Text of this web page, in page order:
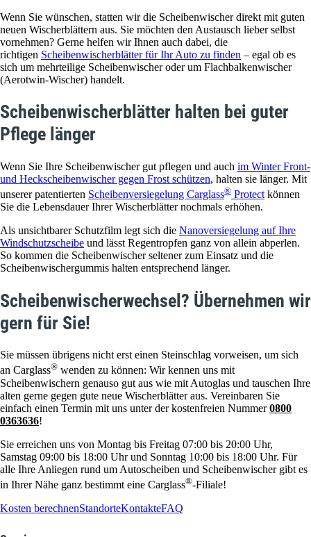
Wenn Sie wünschen, statten wir die Scheibenwischer direkt mit guten
neuen Wischerblättern aus. Sie möchten den Austausch lieber selbst
vornehmen? Gerne helfen wir Ihnen auch dabei, die
richtigen Scheibenwischerblätter für Ihr Auto zu finden – egal ob es
sich um mehrteilige Scheibenwischer oder um Flachbalkenwischer
(Aerotwin-Wischer) handelt.
Scheibenwischerblätter halten bei guter
Pflege länger
Wenn Sie Ihre Scheibenwischer gut pflegen und auch im Winter Front-
und Heckscheibenwischer gegen Frost schützen, halten sie länger. Mit
unserer patentierten Scheibenversiegelung Carglass® Protect können
Sie die Lebensdauer Ihrer Wischerblätter nochmals erhöhen.
Als unsichtbarer Schutzfilm legt sich die Nanoversiegelung auf Ihre
Windschutzscheibe und lässt Regentropfen ganz von allein abperlen.
So kommen die Scheibenwischer seltener zum Einsatz und die
Scheibenwischergummis halten entsprechend länger.
Scheibenwischerwechsel? Übernehmen wir
gern für Sie!
Sie müssen übrigens nicht erst einen Steinschlag vorweisen, um sich
an Carglass® wenden zu können: Wir kennen uns mit
Scheibenwischern genauso gut aus wie mit Autoglas und tauschen Ihre
alten gerne gegen gute neue Wischerblätter aus. Vereinbaren Sie
einfach einen Termin mit uns unter der kostenfreien Nummer0800
0363636!
Sie erreichen uns von Montag bis Freitag 07:00 bis 20:00 Uhr,
Samstag 09:00 bis 18:00 Uhr und Sonntag 10:00 bis 18:00 Uhr. Für
alle Ihre Anliegen rund um Autoscheiben und Scheibenwischer gibt es
in Ihrer Nähe ganz bestimmt eine Carglass®-Filiale!
Kosten berechnenStandorteKontakteFAQ